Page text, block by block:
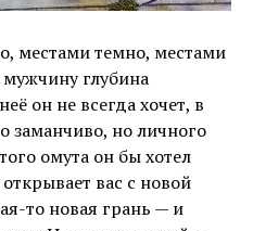
местами темно, местами
глубина
он не всегда хочет, в
заманчиво, но личного
омута он бы хотел
вас с новой
то новая грань — и